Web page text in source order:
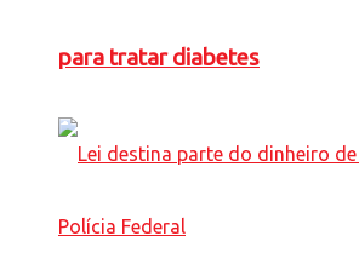
para tratar diabetes